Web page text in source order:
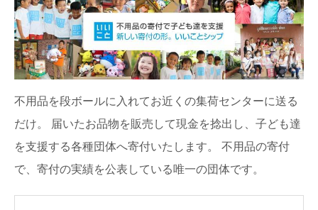
不用品を段ボールに入れてお近くの集荷センターに送る
だけ。
届いたお品物を販売して現金を捻出し、子ども達
を支援する各種団体へ寄付いたします。
不用品の寄付
で、寄付の実績を公表している唯一の団体です。